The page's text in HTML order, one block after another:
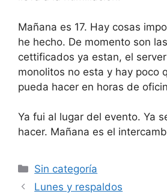
Mañana es 17. Hay cosas
he hecho. De momento son
cettificados ya estan, el
monolitos no esta y hay poco
pueda hacer en horas de
Ya fui al lugar del evento. Ya
hacer. Mañana es el
Categorías
Sin categoría
Lunes y respaldos